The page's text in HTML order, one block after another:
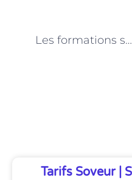
Les formations spécialisées pour les moniteurs d’équitation à Paris
Tarifs Soveur |